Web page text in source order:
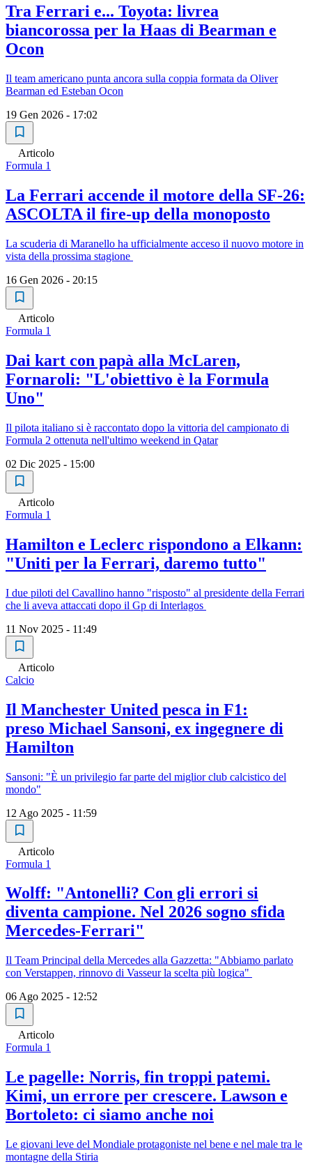
Tra Ferrari e... Toyota: livrea
biancorossa per la Haas di Bearman e
Ocon
Il team americano punta ancora sulla coppia formata da Oliver
Bearman ed Esteban Ocon
19 Gen 2026 - 17:02
Articolo
Formula 1
La Ferrari accende il motore della SF-26:
ASCOLTA il fire-up della monoposto
La scuderia di Maranello ha ufficialmente acceso il nuovo motore in
vista della prossima stagione
16 Gen 2026 - 20:15
Articolo
Formula 1
Dai kart con papà alla McLaren,
Fornaroli: "L'obiettivo è la Formula
Uno"
Il pilota italiano si è raccontato dopo la vittoria del campionato di
Formula 2 ottenuta nell'ultimo weekend in Qatar
02 Dic 2025 - 15:00
Articolo
Formula 1
Hamilton e Leclerc rispondono a Elkann:
"Uniti per la Ferrari, daremo tutto"
I due piloti del Cavallino hanno "risposto" al presidente della Ferrari
che li aveva attaccati dopo il Gp di Interlagos
11 Nov 2025 - 11:49
Articolo
Calcio
Il Manchester United pesca in F1:
preso Michael Sansoni, ex ingegnere di
Hamilton
Sansoni: "È un privilegio far parte del miglior club calcistico del
mondo"
12 Ago 2025 - 11:59
Articolo
Formula 1
Wolff: "Antonelli? Con gli errori si
diventa campione. Nel 2026 sogno sfida
Mercedes-Ferrari"
Il Team Principal della Mercedes alla Gazzetta: "Abbiamo parlato
con Verstappen, rinnovo di Vasseur la scelta più logica"
06 Ago 2025 - 12:52
Articolo
Formula 1
Le pagelle: Norris, fin troppi patemi.
Kimi, un errore per crescere. Lawson e
Bortoleto: ci siamo anche noi
Le giovani leve del Mondiale protagoniste nel bene e nel male tra le
montagne della Stiria